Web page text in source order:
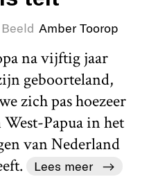
Beeld Amber Toorop
na vijftig jaar
geboorteland,
zich pas hoezeer
Papua in het
van Nederland
Lees meer